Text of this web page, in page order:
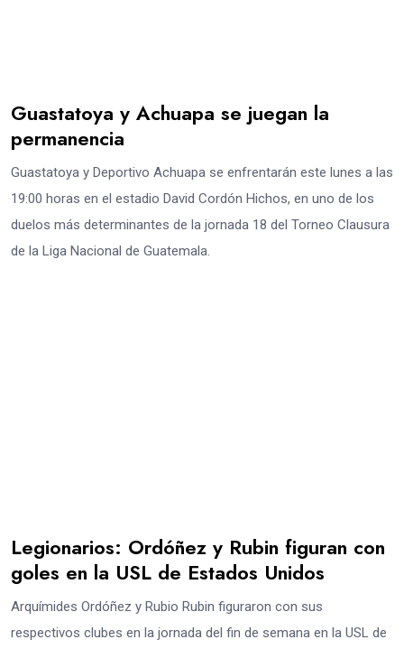
Guastatoya y Achuapa se juegan la
permanencia
Guastatoya y Deportivo Achuapa se enfrentarán este lunes a las
19:00 horas en el estadio David Cordón Hichos, en uno de los
duelos más determinantes de la jornada 18 del Torneo Clausura
de la Liga Nacional de Guatemala.
Legionarios: Ordóñez y Rubin figuran con
goles en la USL de Estados Unidos
Arquímides Ordóñez y Rubio Rubin figuraron con sus
respectivos clubes en la jornada del fin de semana en la USL de